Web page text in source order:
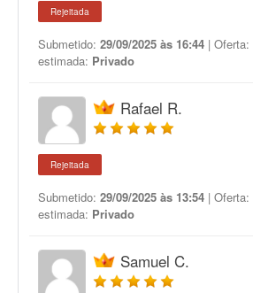
Rejeitada
Submetido: 29/09/2025 às 16:44 | Oferta:
estimada: Privado
Rafael R.
Rejeitada
Submetido: 29/09/2025 às 13:54 | Oferta:
estimada: Privado
Samuel C.